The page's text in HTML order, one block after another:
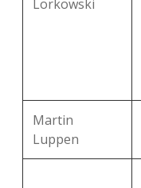
Lorkowski
Martin
Luppen